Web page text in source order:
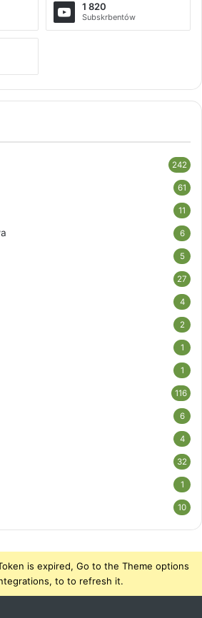
1 820
Subskrbentów
242
61
11
6
5
27
4
2
1
1
116
6
4
32
1
10
is expired, Go to the Theme options
to to refresh it.